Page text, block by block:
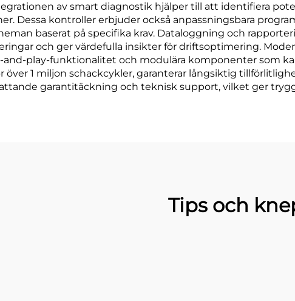
av smart diagnostik hjälper till att identifiera
Dessa kontroller erbjuder också anpassningsbara
baserat på specifika krav. Dataloggning och
och ger värdefulla insikter för driftsoptimering.
play-funktionalitet och modulära komponenter som
över 1 miljon schackcykler, garanterar långsiktig
garantitäckning och teknisk support, vilket ger
Tips och